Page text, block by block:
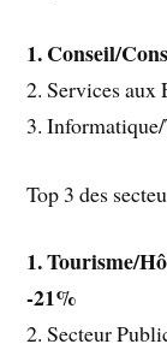
1. Conseil/
2. Services aux
3.
Top 3 des
1. Tourisme/
-21%
2. Secteur